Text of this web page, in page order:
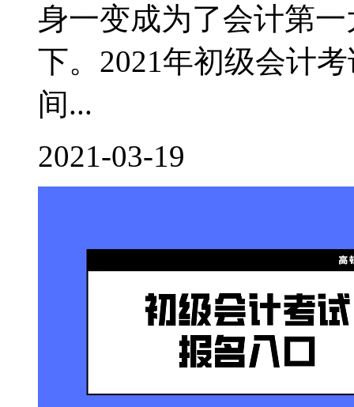
身一变成为了会计第
下。2021年初级会计
间...
2021-03-19